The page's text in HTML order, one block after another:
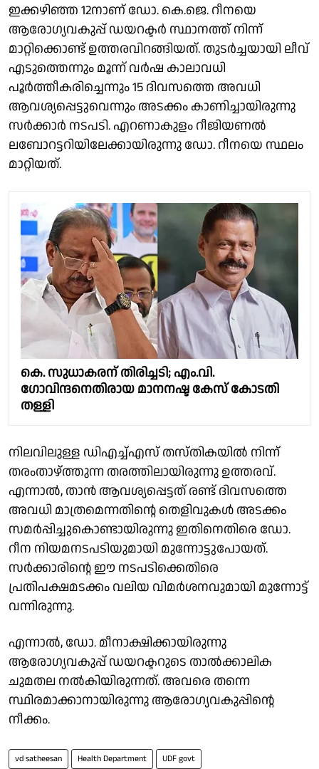
ഇക്കഴിഞ്ഞ 12നാണ് ഡോ. കെ.ജെ. റീനയെ
ആരോഗ്യവകുപ്പ് ഡയറക്ടർ സ്ഥാനത്ത് നിന്ന്
മാറ്റിക്കൊണ്ട് ഉത്തരവിറങ്ങിയത്. തുടര്‍ച്ചയായി ലീവ്
എടുത്തെന്നും മൂന്ന് വര്‍ഷ കാലാവധി
പൂര്‍ത്തീകരിച്ചെന്നും 15 ദിവസത്തെ അവധി
ആവശ്യപ്പെട്ടുവെന്നും അടക്കം കാണിച്ചായിരുന്നു
സര്‍ക്കാര്‍ നടപടി. എറണാകുളം റീജിയണൽ
ലബോറട്ടറിയിലേക്കായിരുന്നു ഡോ. റീനയെ സ്ഥലം
മാറ്റിയത്.
കെ. സുധാകരന് തിരിച്ചടി; എം.വി.
ഗോവിന്ദനെതിരായ മാനനഷ്ട കേസ് കോടതി
തള്ളി
നിലവിലുള്ള ഡിഎച്ച്എസ് തസ്തികയിൽ നിന്ന്
തരംതാഴ്ത്തുന്ന തരത്തിലായിരുന്നു ഉത്തരവ്.
എന്നാൽ, താൻ ആവശ്യപ്പെട്ടത് രണ്ട് ദിവസത്തെ
അവധി മാത്രമെന്നതിൻ്റെ തെളിവുകൾ അടക്കം
സമർപ്പിച്ചുകൊണ്ടായിരുന്നു ഇതിനെതിരെ ഡോ.
റീന നിയമനടപടിയുമായി മുന്നോട്ടുപോയത്.
സർക്കാരിൻ്റെ ഈ നടപടിക്കെതിരെ
പ്രതിപക്ഷമടക്കം വലിയ വിമർശനവുമായി മുന്നോട്ട്
വന്നിരുന്നു.
എന്നാൽ, ഡോ. മീനാക്ഷിക്കായിരുന്നു
ആരോഗ്യവകുപ്പ് ഡയറക്ടറുടെ താൽക്കാലിക
ചുമതല നൽകിയിരുന്നത്. അവരെ തന്നെ
സ്ഥിരമാക്കാനായിരുന്നു ആരോഗ്യവകുപ്പിൻ്റെ
നീക്കം.
vd satheesan Health Department UDF govt